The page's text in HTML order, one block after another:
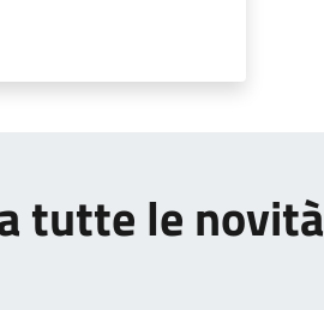
tutte le novità